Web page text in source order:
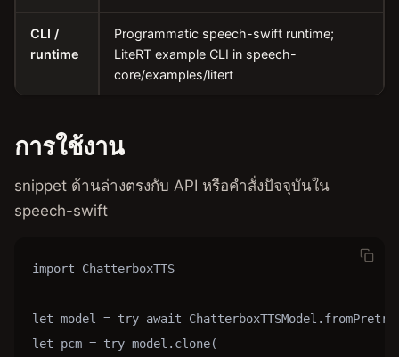
CLI /
runtime
Programmatic speech-swift runtime;
LiteRT example CLI in speech-
core/examples/litert
การใช้งาน
snippet ด้านล่างตรงกับ API หรือคำสั่งปัจจุบันใน
speech-swift
import ChatterboxTTS
let model = try await
let pcm = try model.clone(